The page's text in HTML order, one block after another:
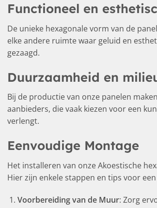
Functioneel en
De unieke hexagonale vorm van de
elke andere ruimte waar geluid en
gezaagd.
Duurzaamheid en
Bij de productie van onze panelen
aanbieders, die vaak kiezen voor een
verlengt.
Eenvoudige Montage
Het installeren van onze Akoestische
Hier zijn enkele stappen en tips voor
Voorbereiding van de Muur: Zorg